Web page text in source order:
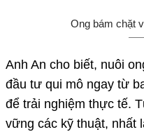
Ong bám chặt
Anh An cho biết, nuôi
đầu tư qui mô ngay từ
để trải nghiệm thực tế.
vững các kỹ thuật, nhất